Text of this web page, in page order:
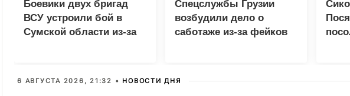
Боевики двух бригад
ВСУ устроили бой в
Сумской области из-за
Спецслужбы Грузии
возбудили дело о
саботаже из-за фейков
6 АВГУСТА 2026, 21:32 • НОВОСТИ ДНЯ